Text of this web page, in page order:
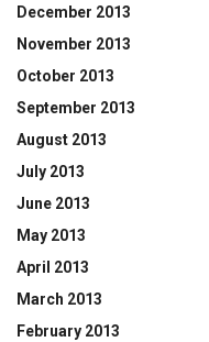
December 2013
November 2013
October 2013
September 2013
August 2013
July 2013
June 2013
May 2013
April 2013
March 2013
February 2013